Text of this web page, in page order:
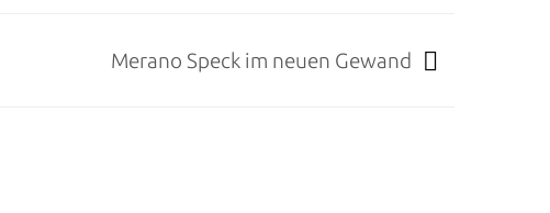
Merano Speck im neuen Gewand